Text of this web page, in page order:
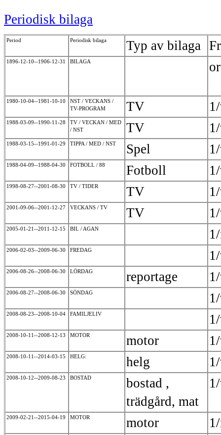
Periodisk bilaga
Period Periodisk bilaga Typ av bilaga
1896-12-10--1906-12-31 BILAGA
1980-10-04--1981-10-10
NST / VECKANS /
TV-PROGRAM
TV
1988-03-09--1990-11-28
TV / VECKAN / MED
/ NST
TV
1988-03-15--1991-01-29 TIPPA / MED / NST Spel
1988-04-09--1988-04-30 FOTBOLL / 88 Fotboll
1998-08-27--2001-08-30 TV / TIDER TV
2001-09-06--2001-12-27 VECKANS / TV TV
2005-01-21--2011-12-15 BIL / AGAN
2006-02-03--2009-06-30 FREDAG
2006-08-26--2008-06-30 LÖRDAG reportage
2006-08-27--2008-06-30 SÖNDAG
2008-08-23--2008-10-04 FAMILJELIV
2008-10-11--2008-12-13 MOTOR motor
2008-10-11--2014-03-15 HELG: helg
2008-10-12--2009-08-23 BOSTAD
bostad ,
trädgård, mat
2009-02-21--2015-04-19 MOTOR motor